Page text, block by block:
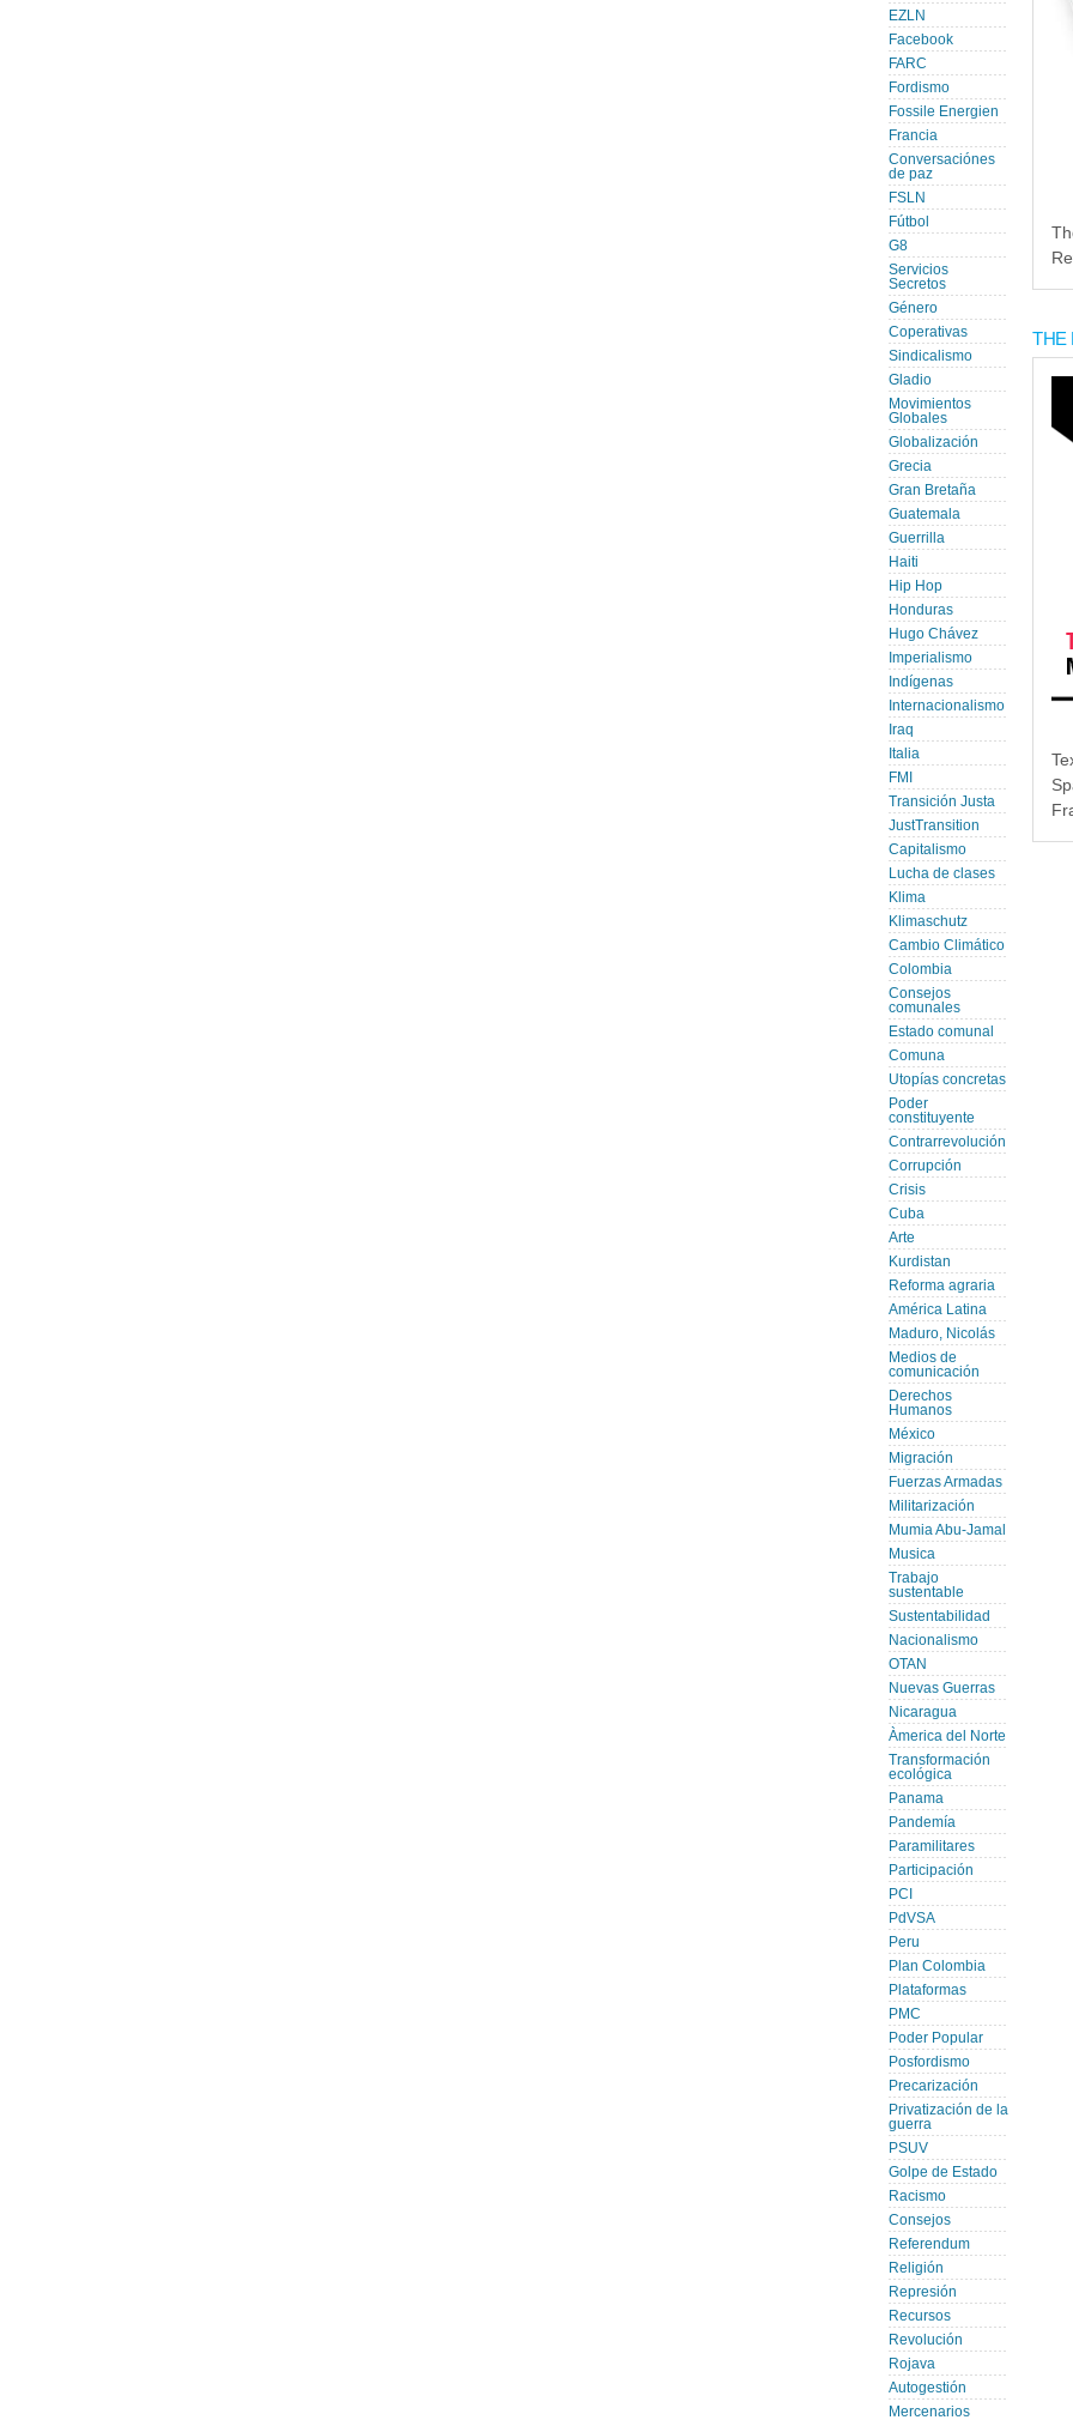
EZLN
Facebook
FARC
Fordismo
Fossile Energien
Francia
Conversaciónes
de paz
FSLN
Fútbol
G8
Servicios
Secretos
Género
Coperativas
Sindicalismo
Gladio
Movimientos
Globales
Globalización
Grecia
Gran Bretaña
Guatemala
Guerrilla
Haiti
Hip Hop
Honduras
Hugo Chávez
Imperialismo
Indígenas
Internacionalismo
Iraq
Italia
FMI
Transición Justa
JustTransition
Capitalismo
Lucha de clases
Klima
Klimaschutz
Cambio Climático
Colombia
Consejos
comunales
Estado comunal
Comuna
Utopías concretas
Poder
constituyente
Contrarrevolución
Corrupción
Crisis
Cuba
Arte
Kurdistan
Reforma agraria
América Latina
Maduro, Nicolás
Medios de
comunicación
Derechos
Humanos
México
Migración
Fuerzas Armadas
Militarización
Mumia Abu-Jamal
Musica
Trabajo
sustentable
Sustentabilidad
Nacionalismo
OTAN
Nuevas Guerras
Nicaragua
Àmerica del Norte
Transformación
ecológica
Panama
Pandemía
Paramilitares
Participación
PCI
PdVSA
Peru
Plan Colombia
Plataformas
PMC
Poder Popular
Posfordismo
Precarización
Privatización de la
guerra
PSUV
Golpe de Estado
Racismo
Consejos
Referendum
Religión
Represión
Recursos
Revolución
Rojava
Autogestión
Mercenarios
THE